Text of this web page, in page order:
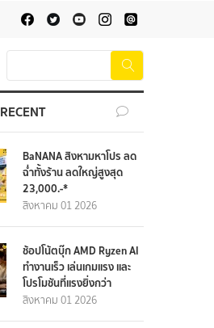
RECENT
BaNANA สิงหามหาโปร ลด
ฉ่ำทั้งร้าน ลดใหญ่สูงสุด
23,000.-*
สิงหาคม 01 2026
ช้อปโน้ตบุ๊ก AMD Ryzen AI
ทำงานเร็ว เล่นเกมแรง และ
โปรโมชันที่แรงยิ่งกว่า
สิงหาคม 01 2026